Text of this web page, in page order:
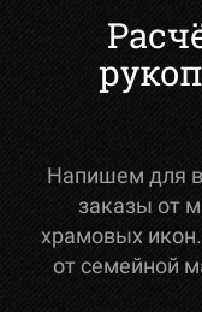
Напишем для
заказы от
храмовых
от семейной